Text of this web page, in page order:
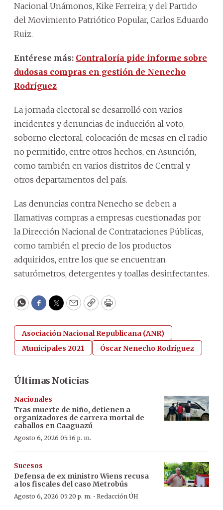
Nacional Unámonos, Kike Ferreira; y del Partido
del Movimiento Patriótico Popular, Carlos Eduardo
Ruiz.
Entérese más: Contraloría pide informe sobre
dudosas compras en gestión de Nenecho
Rodríguez
La jornada electoral se desarrolló con varios
incidentes y denuncias de inducción al voto,
soborno electoral, colocación de mesas en el radio
no permitido, entre otros hechos, en Asunción,
como también en varios distritos de Central y
otros departamentos del país.
Las denuncias contra Nenecho se deben a
llamativas compras a empresas cuestionadas por
la Dirección Nacional de Contrataciones Públicas,
como también el precio de los productos
adquiridos, entre los que se encuentran
saturómetros, detergentes y toallas desinfectantes.
WhatsApp
Facebook
Twitter
EmailCopyPrint
Asociación Nacional Republicana (ANR)
Municipales 2021
Óscar Nenecho Rodríguez
Últimas Noticias
Nacionales
Tras muerte de niño, detienen a
organizadores de carrera mortal de
caballos en Caaguazú
Agosto 6, 2026 05:36 p. m.
Sucesos
Defensa de ex ministro Wiens recusa
a los fiscales del caso Metrobús
Agosto 6, 2026 05:20 p. m. · Redacción ÚH